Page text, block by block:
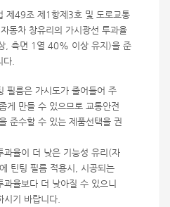
제49조 제1항제3호 및 도로교통
동차 창유리의 가시광선 투과율
, 측면 1열 40% 이상 유지)을 준
.
필름은 가시도가 줄어들어 주
게 만들 수 있으므로 교통안전
준수할 수 있는 제품선택을 권
과율이 더 낮은 기능성 유리(자
틴팅 필름 적용시, 시공되는
과율보다 더 낮아질 수 있으니
기 바랍니다.